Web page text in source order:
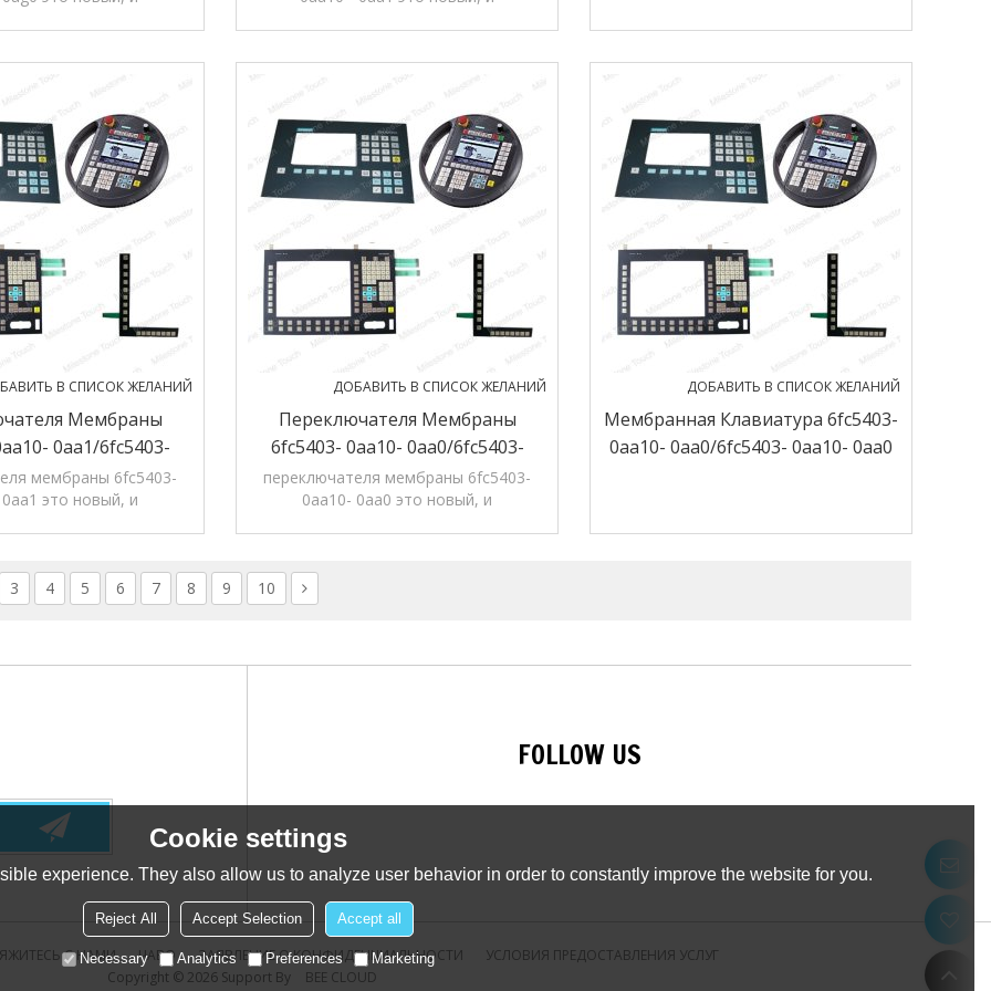
В СПИСОК ЖЕЛАНИЙ
Мембраны
0aa1/6fc5403-
Переключателя
Хт 6
мембраны 6fc5403-
это новый, и
ДОБАВИТЬ В СПИСОК ЖЕЛАНИЙ
Переключателя Мембраны
6fc5403- 0aa10- 0aa0/6fc5403-
0aa10- 0aa0 Переключателя
Мембраны Хт 6
переключателя мембраны 6fc5403-
0aa10- 0aa0 это новый, и
ДОБАВИТЬ В СПИСОК ЖЕЛАНИЙ
Мембранная Клавиатура 6fc5403-
0aa10- 0aa0/6fc5403- 0aa10- 0aa0
3 4 5 6 7 8 9 10
FOLLOW US
С НАМИ ЧАВО ЗАЯВЛЕНИЕ О КОНФИДЕНЦИАЛЬНОСТИ
УСЛОВИЯ ПРЕДОСТАВЛЕНИЯ УСЛУГ
Copyright © 2026 Support By BEE CLOUD
Cookie settings
experience. They also allow us to analyze user behavior in order to constantly improve the website for you.
Reject All Accept Selection Accept all
Necessary Analytics Preferences Marketing